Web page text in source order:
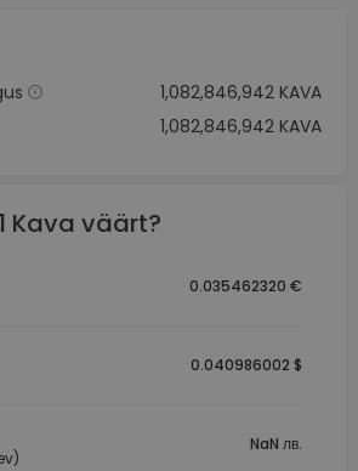
1,082,846,942 KAVA
1,082,846,942 KAVA
Kava väärt?
0.035462320 €
0.040986002 $
NaN лв.